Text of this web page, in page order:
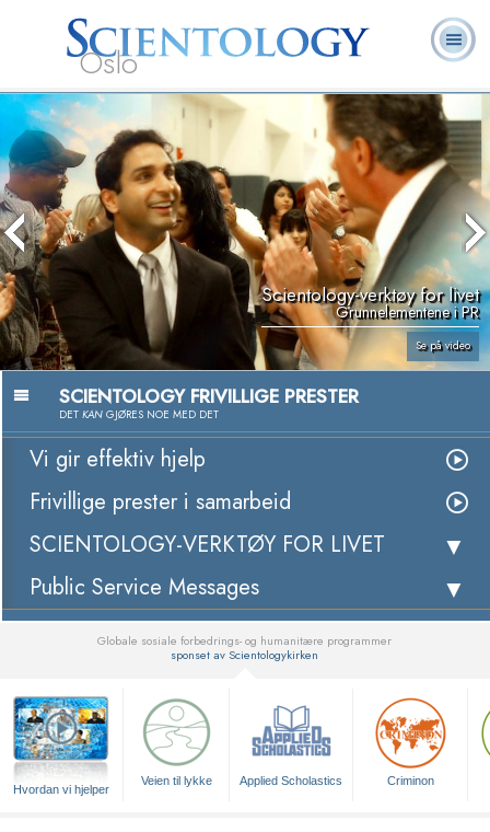
Oslo
L. Ron
Hubbard
Scientology?
Ofte stilte
spørsmål
Scientology-verktøy for livet
Grunnelementene i PR
Se på video
SCIENTOLOGY FRIVILLIGE PRESTER
DET KAN GJØRES NOE MED DET
Vi gir effektiv hjelp
Frivillige prester i samarbeid
SCIENTOLOGY-VERKTØY FOR LIVET
Public Service Messages
Globale sosiale forbedrings- og humanitære programmer
sponset av Scientologykirken
Hvordan vi hjelper
Veien til lykke Applied Scholastics Criminon